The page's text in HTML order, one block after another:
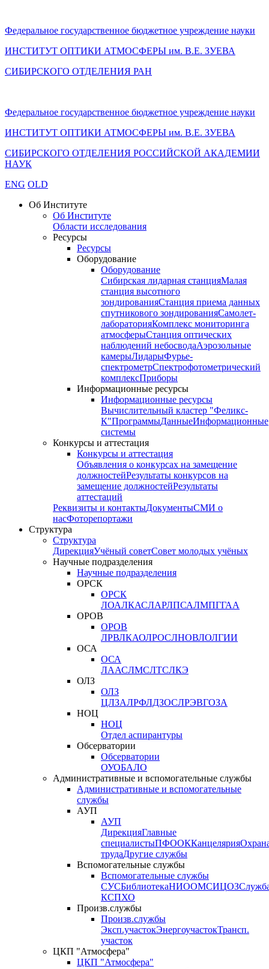
Федеральное государственное бюджетное учреждение науки
ИНСТИТУТ ОПТИКИ АТМОСФЕРЫ им. В.Е. ЗУЕВА
СИБИРСКОГО ОТДЕЛЕНИЯ РАН
Федеральное государственное бюджетное учреждение науки
ИНСТИТУТ ОПТИКИ АТМОСФЕРЫ им. В.Е. ЗУЕВА
СИБИРСКОГО ОТДЕЛЕНИЯ РОССИЙСКОЙ АКАДЕМИИ
НАУК
ENG OLD
Об Институте
Об Институте
Области исследования
Ресурсы
Ресурсы
Оборудование
Оборудование
Сибирская лидарная станцияМалая
станция высотного
зондированияСтанция приема данных
спутникового зондированияСамолет-
лабораторияКомплекс мониторинга
атмосферыСтанция оптических
наблюдений небосводаАэрозольные
камерыЛидарыФурье-
спектрометрСпектрофотометрический
комплексПриборы
Информационные ресурсы
Информационные ресурсы
Вычислительный кластер "Феликс-
К"ПрограммыДанныеИнформационные
системы
Конкурсы и аттестация
Конкурсы и аттестация
Объявления о конкурсах на замещение
должностейРезультаты конкурсов на
замещение должностейРезультаты
аттестаций
Реквизиты и контактыДокументыСМИ о
насФоторепортажи
Структура
Структура
ДирекцияУчёный советСовет молодых учёных
Научные подразделения
Научные подразделения
ОРСК
ОРСК
ЛОАЛКАСЛАРЛПСАЛМПГГАА
ОРОВ
ОРОВ
ЛРВЛКАОЛРОСЛНОВЛОЛГИИ
ОСА
ОСА
ЛААСЛМСЛТСЛКЭ
ОЛЗ
ОЛЗ
ЦЛЗАЛРФЛДЗОСЛРЭВГОЗА
НОЦ
НОЦ
Отдел аспирантуры
Обсерватории
Обсерватории
ОУОБАЛО
Административные и вспомогательные службы
Административные и вспомогательные
службы
АУП
АУП
ДирекцияГлавные
специалистыПФООККанцелярия
трудаДругие службы
Вспомогательные службы
Вспомогательные службы
СУСБиблиотекаНИООМСИЦОЗ
КСПХО
Произв.службы
Произв.службы
Эксп.участокЭнергоучастокТрансп.
участок
ЦКП "Атмосфера"
ЦКП "Атмосфера"